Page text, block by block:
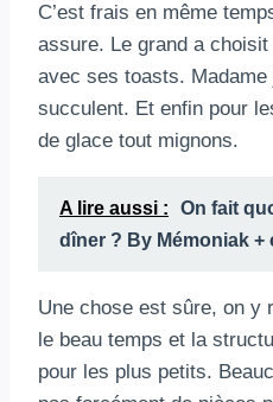
C’est frais en même
assure. Le grand a
avec ses toasts. Madame
succulent. Et enfin pour
de glace tout mignons.
A lire aussi :
On fait
dîner ? By Mémoniak +
Une chose est sûre, on y
le beau temps et la
pour les plus petits.